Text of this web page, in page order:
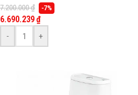
tường, dòng Acacia Evolution (không
kèm nắp cầu)
7.200.000₫ -7%
6.690.239₫
-
+